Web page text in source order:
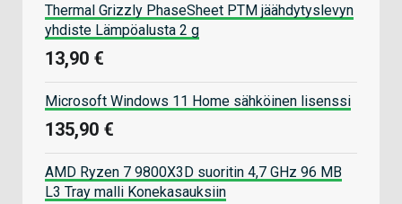
Thermal Grizzly PhaseSheet PTM jäähdytyslevyn
yhdiste Lämpöalusta 2 g
13,90 €
Microsoft Windows 11 Home sähköinen lisenssi
135,90 €
AMD Ryzen 7 9800X3D suoritin 4,7 GHz 96 MB
L3 Tray malli Konekasauksiin